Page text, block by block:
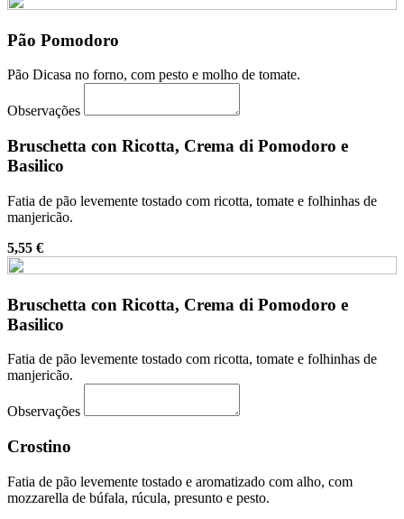
Pão Pomodoro
Pão Dicasa no forno, com pesto e molho de tomate.
Observações
Bruschetta con Ricotta, Crema di Pomodoro e
Basilico
Fatia de pão levemente tostado com ricotta, tomate e folhinhas de
manjericão.
5,55 €
Bruschetta con Ricotta, Crema di Pomodoro e
Basilico
Fatia de pão levemente tostado com ricotta, tomate e folhinhas de
manjericão.
Observações
Crostino
Fatia de pão levemente tostado e aromatizado com alho, com
mozzarella de búfala, rúcula, presunto e pesto.